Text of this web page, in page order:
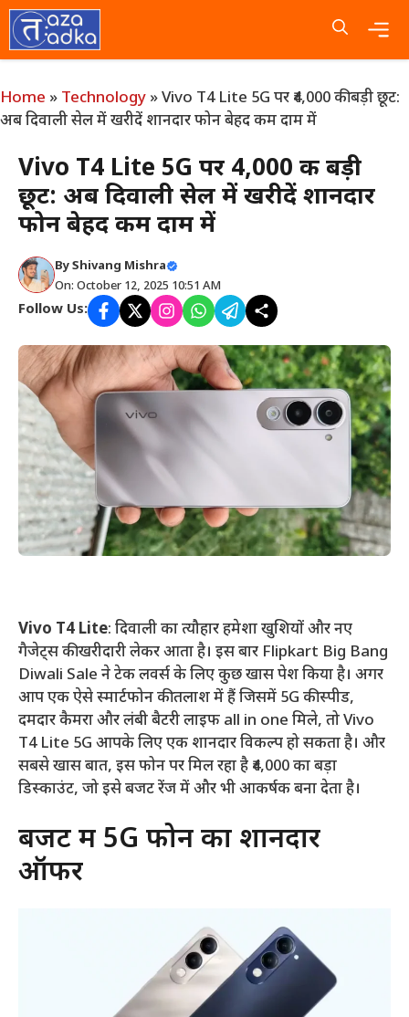
Skip
to
content
Home » Technology »Vivo T4 Lite 5G पर ₹4,000 की बड़ी छूट:
अब दिवाली सेल में खरीदें शानदार फोन बेहद कम दाम में
Vivo T4 Lite 5G पर ₹4,000 की बड़ी
छूट: अब दिवाली सेल में खरीदें शानदार
फोन बेहद कम दाम में
ByShivang Mishra
On: October 12, 2025 10:51 AM
Follow Us:
Vivo T4 Lite: दिवाली का त्यौहार हमेशा खुशियों और नए
गैजेट्स की खरीदारी लेकर आता है। इस बार Flipkart Big Bang
Diwali Sale ने टेक लवर्स के लिए कुछ खास पेश किया है। अगर
आप एक ऐसे स्मार्टफोन की तलाश में हैं जिसमें 5G की स्पीड,
दमदार कैमरा और लंबी बैटरी लाइफ all in one मिले, तो Vivo
T4 Lite 5G आपके लिए एक शानदार विकल्प हो सकता है। और
सबसे खास बात, इस फोन पर मिल रहा है ₹4,000 का बड़ा
डिस्काउंट, जो इसे बजट रेंज में और भी आकर्षक बना देता है।
बजट में 5G फोन का शानदार
ऑफर